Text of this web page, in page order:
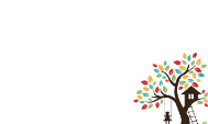
Contact